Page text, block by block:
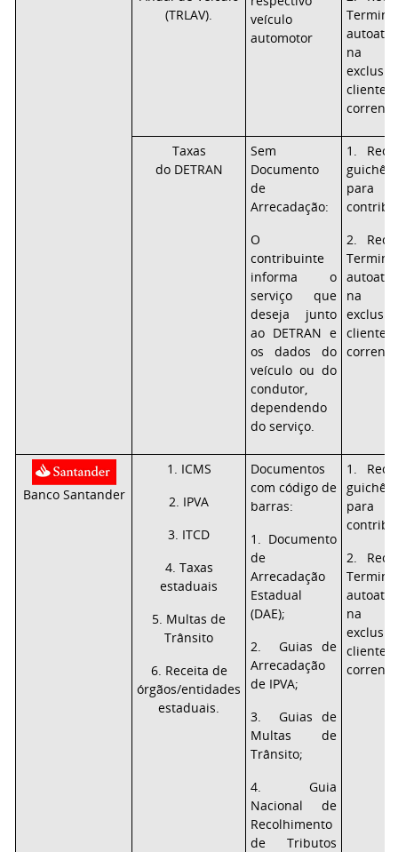
(TRLAV).
veículo
automotor
na
Taxas
do DETRAN
Sem
Documento
de
Arrecadação:
O
contribuinte
informa o
serviço que
deseja junto
ao DETRAN e
os dados do
veículo ou do
condutor,
dependendo
do serviço.
1.
para
2.
na
Banco Santander
1. ICMS
2. IPVA
3. ITCD
4. Taxas
estaduais
5. Multas de
Trânsito
6. Receita de
órgãos/entidades
estaduais.
Documentos
com código de
barras:
1. Documento
de
Arrecadação
Estadual
(DAE);
2. Guias de
Arrecadação
de IPVA;
3. Guias de
Multas de
Trânsito;
4. Guia
Nacional de
Recolhimento
de Tributos
1.
para
2.
na